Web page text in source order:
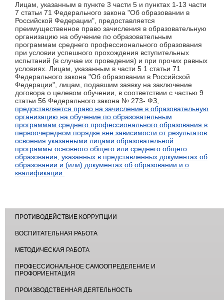
Лицам, указанным в пункте 3 части 5 и пунктах 1-13 части
7 статьи 71 Федерального закона "Об образовании в
Российской Федерации", предоставляется
преимущественное право зачисления в образовательную
организацию на обучение по образовательным
программам среднего профессионального образования
при условии успешного прохождения вступительных
испытаний (в случае их проведения) и при прочих равных
условиях. Лицам, указанным в части 5 1 статьи 71
Федерального закона "Об образовании в Российской
Федерации", лицам, подавшим заявку на заключение
договора о целевом обучении, в соответствии с частью 9
статьи 56 Федерального закона № 273- ФЗ,
предоставляется право на зачисление в образовательную
организацию на обучение по образовательным
программам среднего профессионального образования в
первоочередном порядке вне зависимости от результатов
освоения указанными лицами образовательной
программы основного общего или среднего общего
образования, указанных в представленных документах об
образовании и (или) документах об образовании и о
квалификации.
ПРОТИВОДЕЙСТВИЕ КОРРУПЦИИ
ВОСПИТАТЕЛЬНАЯ РАБОТА
МЕТОДИЧЕСКАЯ РАБОТА
ПРОФЕССИОНАЛЬНОЕ САМООПРЕДЕЛЕНИЕ И
ПРОФОРИЕНТАЦИЯ
ПРОИЗВОДСТВЕННАЯ ДЕЯТЕЛЬНОСТЬ